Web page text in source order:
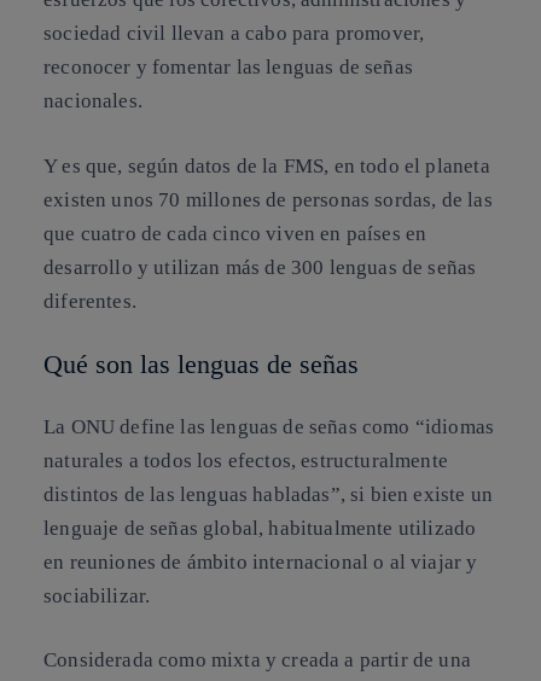
sociedad civil llevan a cabo para promover,
reconocer y fomentar las lenguas de señas
nacionales.
Y es que, según datos de la FMS, en todo el planeta
existen unos 70 millones de personas sordas, de las
que cuatro de cada cinco viven en países en
desarrollo y utilizan más de 300 lenguas de señas
diferentes.
Qué son las lenguas de señas
La ONU define las lenguas de señas como “idiomas
naturales a todos los efectos, estructuralmente
distintos de las lenguas habladas”, si bien existe un
lenguaje de señas global, habitualmente utilizado
en reuniones de ámbito internacional o al viajar y
sociabilizar.
Considerada como mixta y creada a partir de una